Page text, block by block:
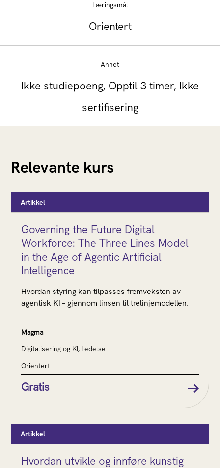
Læringsmål
Orientert
Annet
Ikke studiepoeng, Opptil 3 timer, Ikke
sertifisering
Relevante kurs
Artikkel
Governing the Future Digital
Workforce: The Three Lines Model
in the Age of Agentic Artificial
Intelligence
Hvordan styring kan tilpasses fremveksten av
agentisk KI – gjennom linsen til trelinjemodellen.
Magma
Digitalisering og KI, Ledelse
Orientert
Gratis
Artikkel
Hvordan utvikle og innføre kunstig